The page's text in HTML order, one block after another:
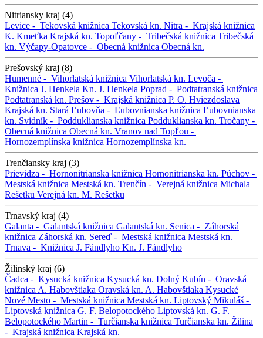
Nitriansky kraj (4)
Levice - Tekovská knižnica Tekovská kn. Nitra - Krajská knižnica
K. Kmeťka Krajská kn. Topoľčany - Tribečská knižnica Tribečská
kn. Výčapy-Opatovce - Obecná knižnica Obecná kn.
Prešovský kraj (8)
Humenné - Vihorlatská knižnica Vihorlatská kn. Levoča -
Knižnica J. Henkela Kn. J. Henkela Poprad - Podtatranská knižnica
Podtatranská kn. Prešov - Krajská knižnica P. O. Hviezdoslava
Krajská kn. Stará Ľubovňa - Ľubovnianska knižnica Ľubovnianska
kn. Svidník - Podduklianska knižnica Podduklianska kn. Tročany -
Obecná knižnica Obecná kn. Vranov nad Topľou -
Hornozemplínska knižnica Hornozemplínska kn.
Trenčiansky kraj (3)
Prievidza - Hornonitrianska knižnica Hornonitrianska kn. Púchov -
Mestská knižnica Mestská kn. Trenčín - Verejná knižnica Michala
Rešetku Verejná kn. M. Rešetku
Trnavský kraj (4)
Galanta - Galantská knižnica Galantská kn. Senica - Záhorská
knižnica Záhorská kn. Sereď - Mestská knižnica Mestská kn.
Trnava - Knižnica J. Fándlyho Kn. J. Fándlyho
Žilinský kraj (6)
Čadca - Kysucká knižnica Kysucká kn. Dolný Kubín - Oravská
knižnica A. Habovštiaka Oravská kn. A. Habovštiaka Kysucké
Nové Mesto - Mestská knižnica Mestská kn. Liptovský Mikuláš -
Liptovská knižnica G. F. Belopotockého Liptovská kn. G. F.
Belopotockého Martin - Turčianska knižnica Turčianska kn. Žilina
- Krajská knižnica Krajská kn.